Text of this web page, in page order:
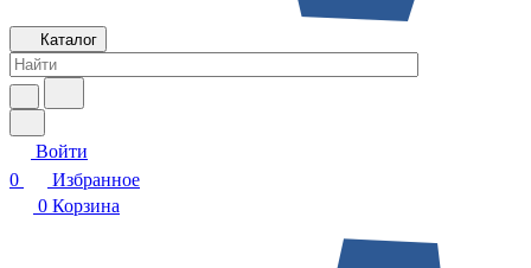
Каталог
Войти
0
Избранное
0 Корзина